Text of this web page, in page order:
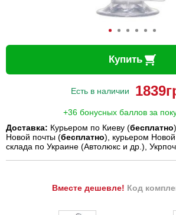
Купить
Есть в наличии 1839
+36 бонусных баллов за
Доставка: Курьером по Киеву (бесплатно
Новой почты (бесплатно), курьером
склада по Украине (Автолюкс и др.),
Вместе дешевле! Код